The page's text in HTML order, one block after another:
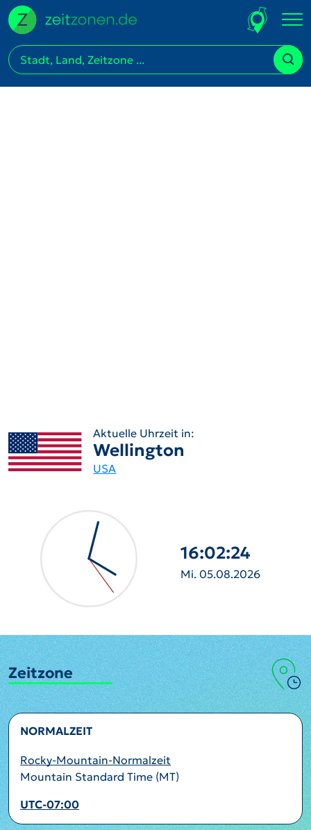
Aktuelle Uhrzeit in:
Wellington
USA
16:02:25
Mi. 05.08.2026
Zeitzone
NORMALZEIT
Rocky-Mountain-Normalzeit
Mountain Standard Time (MT)
UTC-07:00